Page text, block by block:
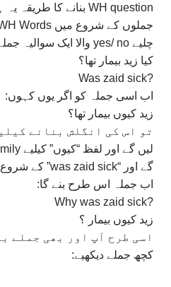
جملوں کے شروع میں WH Words بڑھا دیجیے۔
چلیے yes/ no والا ایک سوالیہ جملہ لیتے ہیں جیسے:
کیا زید بیمار تھا؟
?Was zaid sick
اب اسی جملہ کو اگر یوں کہوں:
زید کیوں بیمار تھا؟
گے اور “was zaid sick” کے شروع میں بڑھادیں گے۔
اب جملہ اس طرح بنے گا:
?Why was zaid sick
زید کیوں بیمار ؟
اسی طرح آپ اور بھی جملے
کچھ جملے دیکھیے: